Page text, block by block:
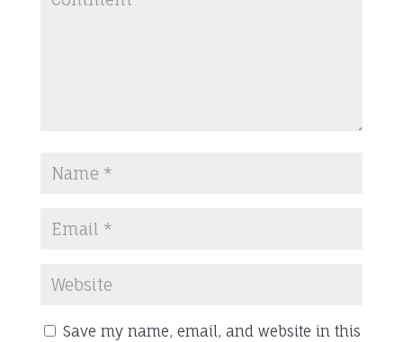
Save my name, email, and website in this